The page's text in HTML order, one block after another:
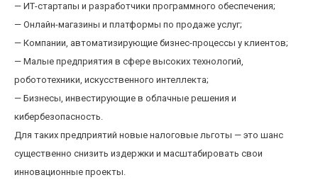
— ИТ-стартапы и разработчики программного обеспечения;
— Онлайн-магазины и платформы по продаже услуг;
— Компании, автоматизирующие бизнес-процессы у клиентов;
— Малые предприятия в сфере высоких технологий,
робототехники, искусственного интеллекта;
— Бизнесы, инвестирующие в облачные решения и
кибербезопасность.
Для таких предприятий новые налоговые льготы — это шанс
существенно снизить издержки и масштабировать свои
инновационные проекты.